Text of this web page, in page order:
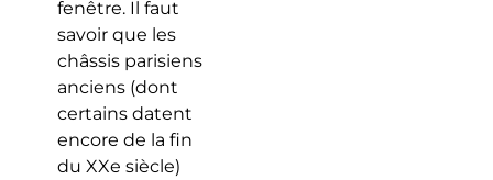
fenêtre. Il faut
savoir que les
châssis parisiens
anciens (dont
certains datent
encore de la fin
du XXe siècle)